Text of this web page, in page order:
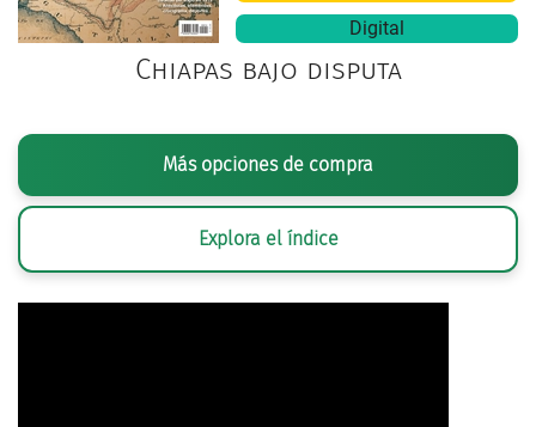
Digital
Chiapas bajo disputa
Más opciones de compra
Explora el índice